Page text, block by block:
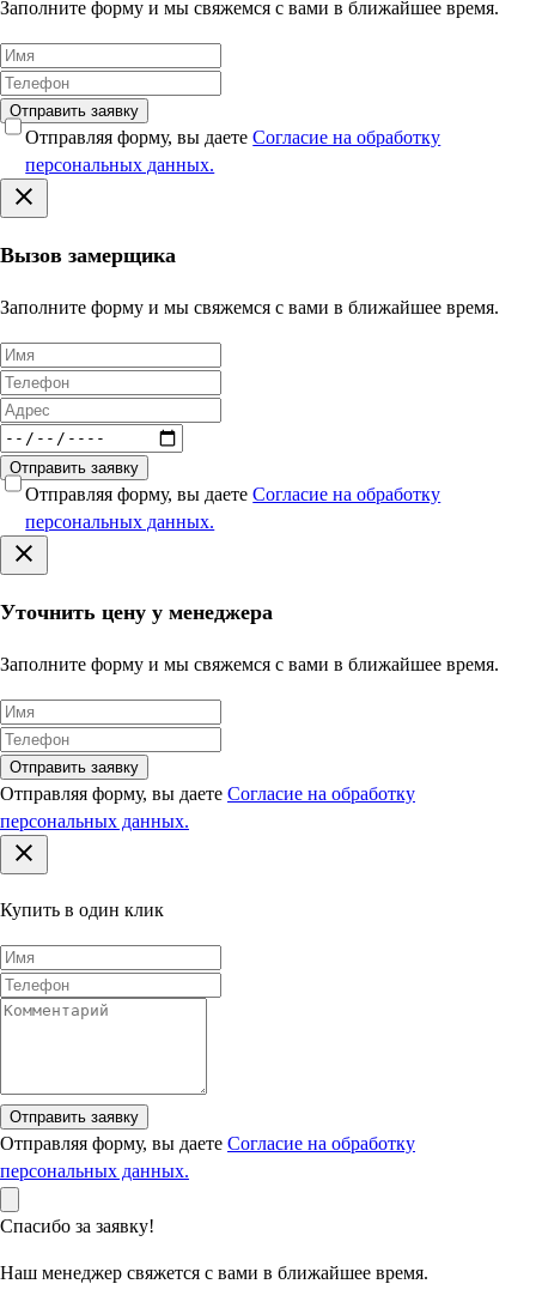
Заполните форму и мы свяжемся с вами в ближайшее время.
Отправить заявку
Отправляя форму, вы даетеСогласие на обработку
персональных данных.
Вызов замерщика
Заполните форму и мы свяжемся с вами в ближайшее время.
Отправить заявку
Отправляя форму, вы даетеСогласие на обработку
персональных данных.
Уточнить цену у менеджера
Заполните форму и мы свяжемся с вами в ближайшее время.
Отправить заявку
Отправляя форму, вы даете Согласие на обработку
персональных данных.
Купить в один клик
Отправить заявку
Отправляя форму, вы даете Согласие на обработку
персональных данных.
Спасибо за заявку!
Наш менеджер свяжется с вами в ближайшее время.